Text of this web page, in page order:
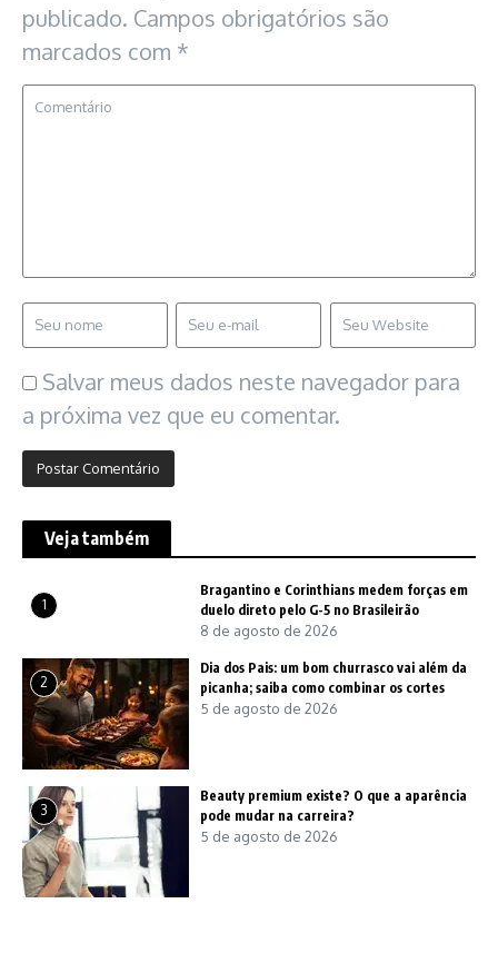
publicado. Campos obrigatórios são
marcados com *
Salvar meus dados neste navegador para
a próxima vez que eu comentar.
Veja também
1
Bragantino e Corinthians medem forças em
duelo direto pelo G-5 no Brasileirão
8 de agosto de 2026
2
Dia dos Pais: um bom churrasco vai além da
picanha; saiba como combinar os cortes
5 de agosto de 2026
3
Beauty premium existe? O que a aparência
pode mudar na carreira?
5 de agosto de 2026